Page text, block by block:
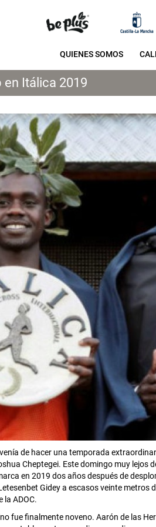
QUIENES SOMOS
en Itálica 2019
de hacer una temporada
Cheptegei. Este domingo muy lejos
en 2019 dos años después de
Gidey a escasos veinte metros
la ADOC.
fue finalmente noveno. Aarón de las